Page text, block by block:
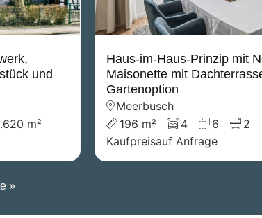
und
m²
Haus-im-Haus-Prinzip mit
Maisonette mit
Gartenoption
Meerbusch
196 m²
4 6
2
Kaufpreisauf Anfrage
»